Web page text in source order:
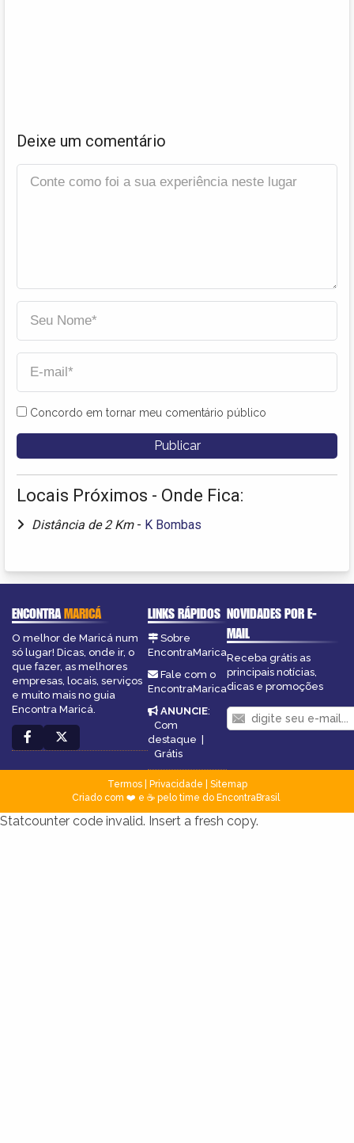
Deixe um comentário
Concordo em tornar meu comentário público
Locais Próximos - Onde Fica:
Distância de 2 Km - K Bombas
ENCONTRAMARICÁ
O melhor de Maricá num
só lugar! Dicas, onde ir, o
que fazer, as melhores
empresas, locais, serviços
e muito mais no guia
Encontra Maricá.
LINKS RÁPIDOS
Sobre
EncontraMarica
Fale com o
EncontraMarica
ANUNCIE:
Com
destaque |
Grátis
NOVIDADES POR E-
MAIL
Receba grátis as
principais notícias,
dicas e promoções
Termos| Privacidade
Sitemap
Criado com ❤️ e ☕ pelo time do EncontraBrasil
Statcounter code invalid. Insert a fresh copy.